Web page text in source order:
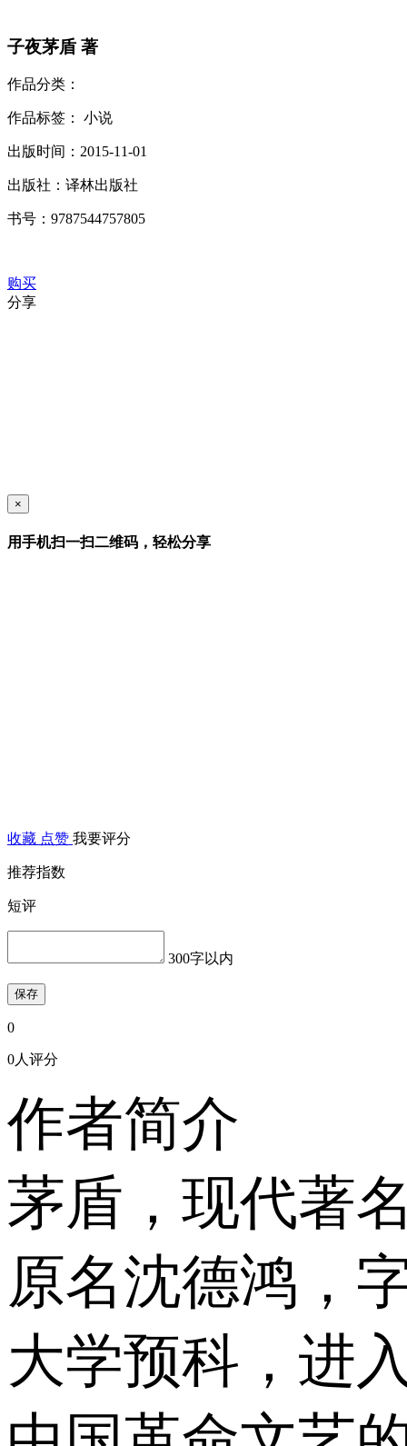
子夜茅盾 著
作品分类：
作品标签： 小说
出版时间： 2015-11-01
出版社： 译林出版社
书号： 9787544757805
购买
分享
×
用手机扫一扫二维码，轻松分享
收藏 点赞 我要评分
推荐指数
短评
300字以内
保存
0
0人评分
作者简介
茅盾，现代著
原名沈德鸿，
大学预科，进